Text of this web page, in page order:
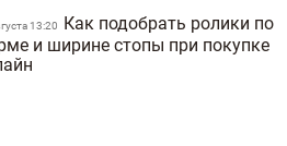
авто в Украине (фото)
16:04
13:20
Как подобрать ролики по
и ширине стопы при покупке